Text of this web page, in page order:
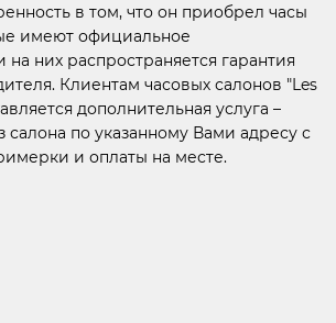
в том, что он приобрел часы
имеют официальное
них распространяется гарантия
Клиентам часовых салонов "Les
дополнительная услуга –
салона по указанному Вами адресу с
и оплаты на месте.